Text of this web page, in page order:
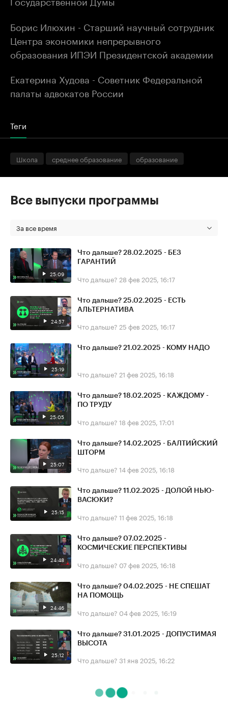
Борис Илюхин - Старший научный сотрудник
Центра экономики непрерывного
образования ИПЭИ Президентской академии
Екатерина Худова - Советник Федеральной
палаты адвокатов России
Теги
Школа среднее образование образование
Все выпуски программы
За все время
25:09
Что дальше? 28.02.2025 - БЕЗ
ГАРАНТИЙ
Что дальше? 28 фев 2025, 16:17
24:57
Что дальше? 25.02.2025 - ЕСТЬ
АЛЬТЕРНАТИВА
Что дальше? 25 фев 2025, 16:17
25:19
Что дальше? 21.02.2025 - КОМУ НАДО
Что дальше? 21 фев 2025, 16:18
25:05
Что дальше? 18.02.2025 - КАЖДОМУ -
ПО ТРУДУ
Что дальше? 18 фев 2025, 17:01
25:07
Что дальше? 14.02.2025 - БАЛТИЙСКИЙ
ШТОРМ
Что дальше? 14 фев 2025, 16:18
25:15
Что дальше? 11.02.2025 - ДОЛОЙ НЬЮ-
ВАСЮКИ?
Что дальше? 11 фев 2025, 16:18
24:48
Что дальше? 07.02.2025 -
КОСМИЧЕСКИЕ ПЕРСПЕКТИВЫ
Что дальше? 07 фев 2025, 16:18
24:46
Что дальше? 04.02.2025 - НЕ СПЕШАТ
НА ПОМОЩЬ
Что дальше? 04 фев 2025, 16:19
25:12
Что дальше? 31.01.2025 - ДОПУСТИМАЯ
ВЫСОТА
Что дальше? 31 янв 2025, 16:22